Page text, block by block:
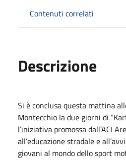
Contenuti correlati
Descrizione
Si è conclusa questa mattina
Montecchio la due giorni di
l’iniziativa promossa dall’ACI
all’educazione stradale e
giovani al mondo dello sport